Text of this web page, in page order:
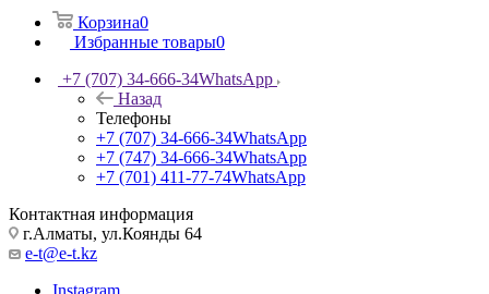
Корзина0
Избранные товары0
+7 (707) 34-666-34WhatsApp
Назад
Телефоны
+7 (707) 34-666-34WhatsApp
+7 (747) 34-666-34WhatsApp
+7 (701) 411-77-74WhatsApp
Контактная информация
г.Алматы, ул.Коянды 64
e-t@e-t.kz
Instagram